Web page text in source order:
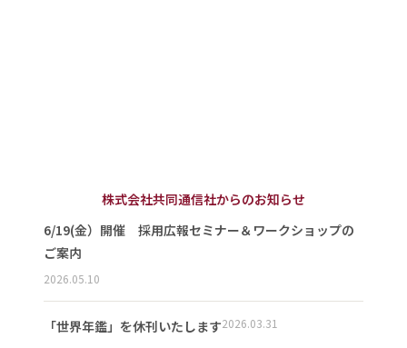
株式会社共同通信社からのお知らせ
6/19(金）開催 採用広報セミナー＆ワークショップの
ご案内
2026.05.10
「世界年鑑」を休刊いたします2026.03.31